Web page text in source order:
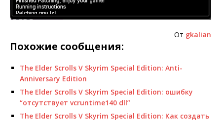
От gkalian
Похожие сообщения:
The Elder Scrolls V Skyrim Special Edition: Anti-
Anniversary Edition
The Elder Scrolls V Skyrim Special Edition: ошибку
“отсутствует vcruntime140 dll”
The Elder Scrolls V Skyrim Special Edition: Как создать